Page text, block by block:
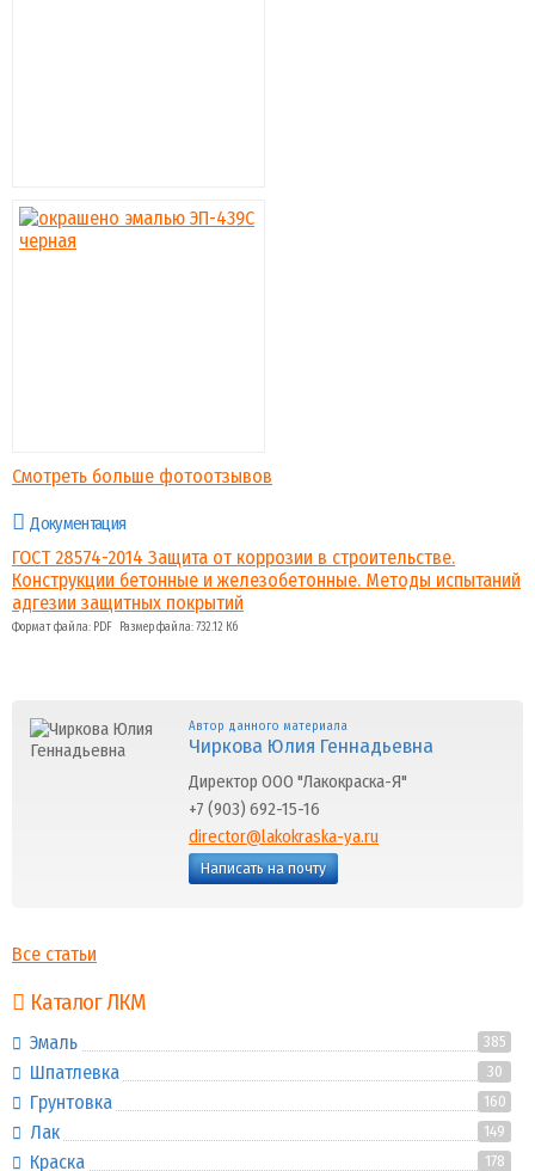
Смотреть больше фотоотзывов
Документация
ГОСТ 28574-2014 Защита от коррозии в строительстве.
Конструкции бетонные и железобетонные. Методы испытаний
адгезии защитных покрытий
Формат файла: PDF Размер файла: 732.12 Кб
Автор данного материала
Чиркова Юлия Геннадьевна
Директор ООО "Лакокраска-Я"
+7 (903) 692-15-16
director@lakokraska-ya.ru
Написать на почту
Все статьи
Каталог ЛКМ
Эмаль 385
Шпатлевка 30
Грунтовка 160
Лак 149
Краска 178